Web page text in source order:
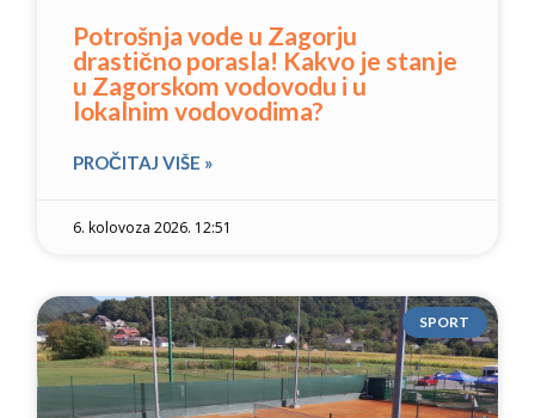
Potrošnja vode u Zagorju
drastično porasla! Kakvo je stanje
u Zagorskom vodovodu i u
lokalnim vodovodima?
PROČITAJ VIŠE »
6. kolovoza 2026. 12:51
SPORT